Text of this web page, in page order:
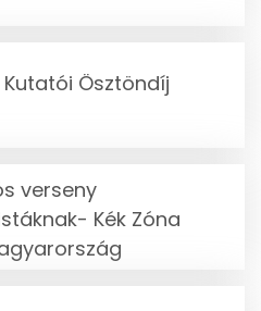
Ösztöndíj
verseny
Kék Zóna